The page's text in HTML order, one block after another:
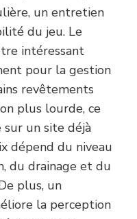
un entretien
du jeu. Le
intéressant
pour la gestion
revêtements
plus lourde, ce
un site déjà
dépend du niveau
du drainage et du
plus, un
la perception